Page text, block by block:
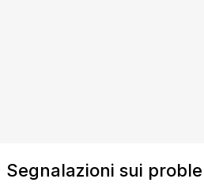
Segnalazioni sui